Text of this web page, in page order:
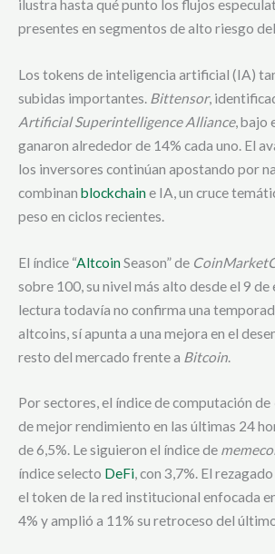
ilustra hasta qué punto los flujos
presentes en segmentos de alto riesgo
Los tokens de inteligencia artificial (IA)
subidas importantes. Bittensor,
Artificial Superintelligence Alliance, bajo
ganaron alrededor de 14% cada uno. El
los inversores continúan apostando por
combinan blockchaine IA, un cruce
peso en ciclos recientes.
El índice “AltcoinSeason” de
sobre 100, su nivel más alto desde el 9 de
lectura todavía no confirma una
altcoins, sí apunta a una mejora en el
resto del mercado frente a Bitcoin
Por sectores, el índice de computación de
de mejor rendimiento en las últimas 24
de 6,5%. Le siguieron el índice de
índice selecto DeFi, con 3,7%. El
el token de la red institucional enfocada
4% y amplió a 11% su retroceso del